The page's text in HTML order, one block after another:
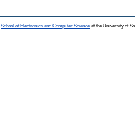
School of Electronics and Computer Science at the University of